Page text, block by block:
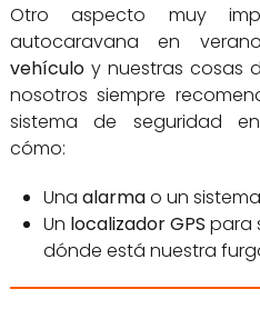
Otro aspecto muy
autocaravana en
vehículoy nuestras cosas
nosotros siempre
sistema de seguridad
cómo:
Una alarmao un
Un localizador GPS para
dónde está nuestra